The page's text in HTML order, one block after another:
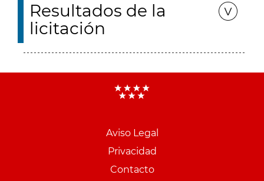
Resultados de la
licitación
Aviso Legal
Privacidad
Contacto